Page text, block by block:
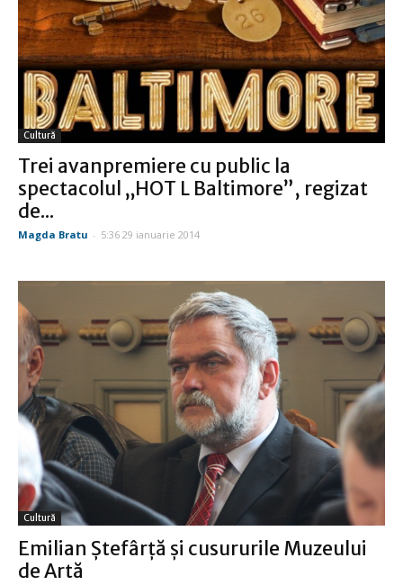
Cultură
Trei avanpremiere cu public la
spectacolul „HOT L Baltimore”, regizat
de...
Magda Bratu - 5:36 29 ianuarie 2014
Cultură
Emilian Ştefârţă şi cusururile Muzeului
de Artă